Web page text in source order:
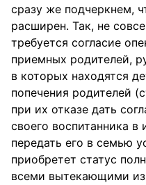
сразу же подчеркнем,
расширен. Так, не
требуется согласие
приемных родителей,
в которых находятся
попечения родителей
при их отказе дать
своего воспитанника в
передать его в семью
приобретет статус
всеми вытекающими